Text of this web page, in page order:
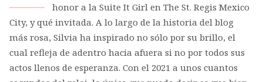
honor a la Suite It Girl en The St. Regis Mexico
City, y qué invitada. A lo largo de la historia del blog
más rosa, Silvia ha inspirado no sólo por su brillo, el
cual refleja de adentro hacia afuera si no por todos sus
actos llenos de esperanza. Con el 2021 a unos cuantos